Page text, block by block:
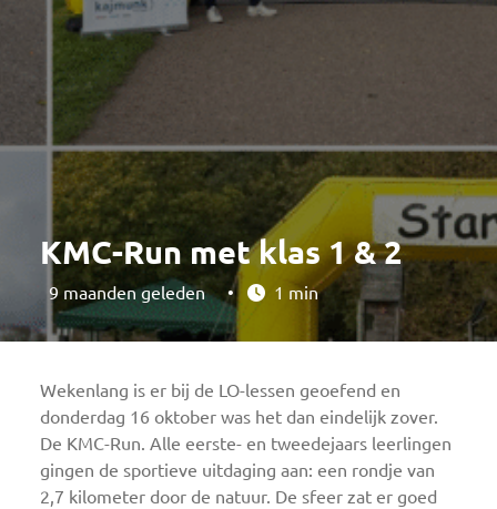
KMC-Run met klas 1 & 2
9 maanden geleden • 1 min
Wekenlang is er bij de LO-lessen geoefend en
donderdag 16 oktober was het dan eindelijk zover.
De KMC-Run. Alle eerste- en tweedejaars leerlingen
gingen de sportieve uitdaging aan: een rondje van
2,7 kilometer door de natuur. De sfeer zat er goed